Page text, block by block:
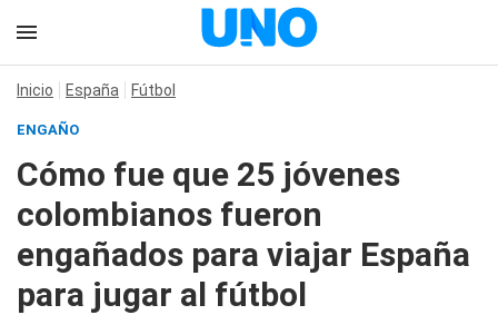
Inicio España Fútbol
ENGAÑO
Cómo fue que 25 jóvenes
colombianos fueron
engañados para viajar España
para jugar al fútbol